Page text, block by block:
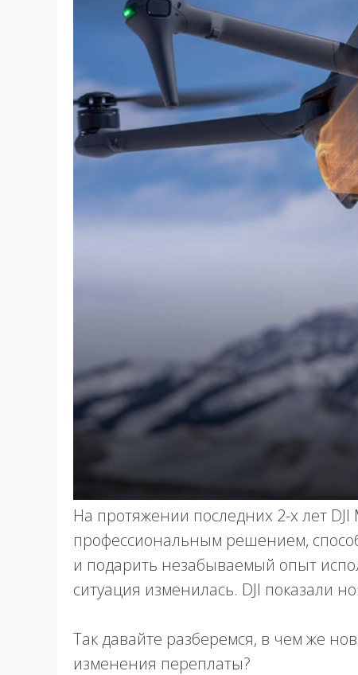
На протяжении последних 2-х лет
профессиональным решением,
и подарить незабываемый опыт
ситуация изменилась. DJI показали
Так давайте разберемся, в чем же
изменения переплаты?